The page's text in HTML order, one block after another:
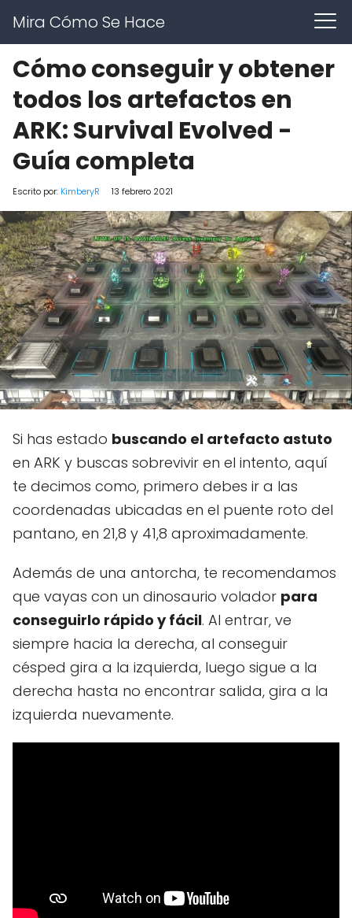
Mira Cómo Se Hace
Cómo conseguir y obtener
todos los artefactos en
ARK: Survival Evolved -
Guía completa
Escrito por: KimberyR 13 febrero 2021
Si has estado buscando el artefacto astuto
en ARK y buscas sobrevivir en el intento, aquí
te decimos como, primero debes ir a las
coordenadas ubicadas en el puente roto del
pantano, en 21,8 y 41,8 aproximadamente.
Además de una antorcha, te recomendamos
que vayas con un dinosaurio volador para
conseguirlo rápido y fácil. Al entrar, ve
siempre hacia la derecha, al conseguir
césped gira a la izquierda, luego sigue a la
derecha hasta no encontrar salida, gira a la
izquierda nuevamente.